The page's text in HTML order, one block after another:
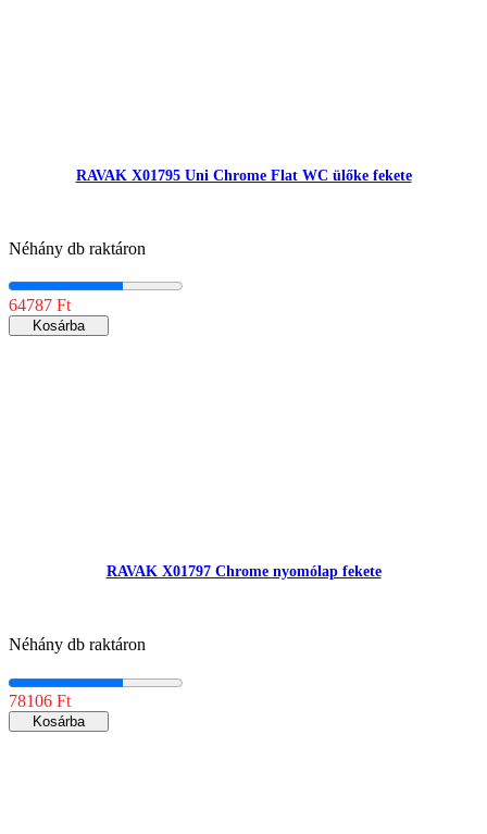
RAVAK X01795 Uni Chrome Flat WC ülőke fekete
Néhány db raktáron
64787 Ft
Kosárba
RAVAK X01797 Chrome nyomólap fekete
Néhány db raktáron
78106 Ft
Kosárba